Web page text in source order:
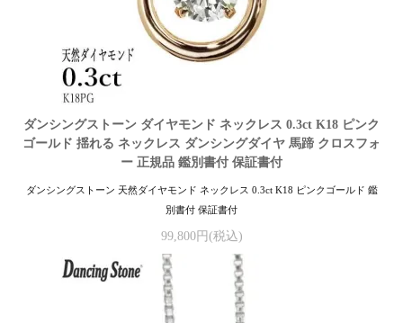
ダンシングストーン ダイヤモンド ネックレス 0.3ct K18 ピンク
ゴールド 揺れる ネックレス ダンシングダイヤ 馬蹄 クロスフォ
ー 正規品 鑑別書付 保証書付
ダンシングストーン 天然ダイヤモンド ネックレス 0.3ct K18 ピンクゴールド 鑑
別書付 保証書付
99,800円(税込)